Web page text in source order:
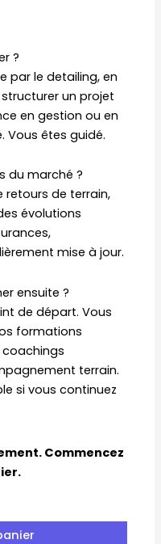
?
par le detailing, en
un projet
en gestion ou en
Vous êtes guidé.
du marché ?
retours de terrain,
évolutions
mise à jour.
ensuite ?
de départ. Vous
formations
terrain.
si vous continuez
Commencez